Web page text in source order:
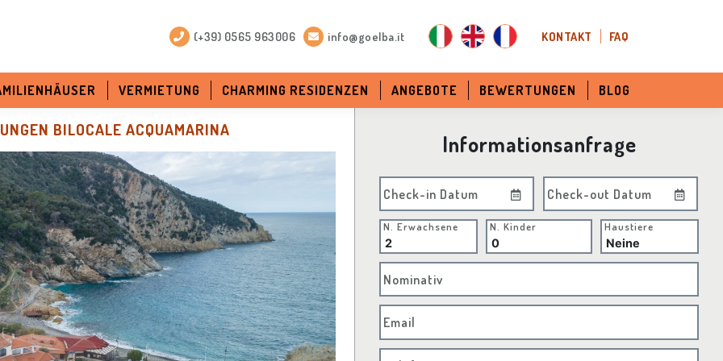
(+39) 0565 963006 info@goelba.it KONTAKT FAQ
VERMIETUNG CHARMING RESIDENZEN ANGEBOTE BEWERTUNGEN BLOG
BILOCALE ACQUAMARINA
Informationsanfrage
Check-in Datum Check-out Datum
N. Erwachsene N. Kinder Haustiere
Nominativ
Email